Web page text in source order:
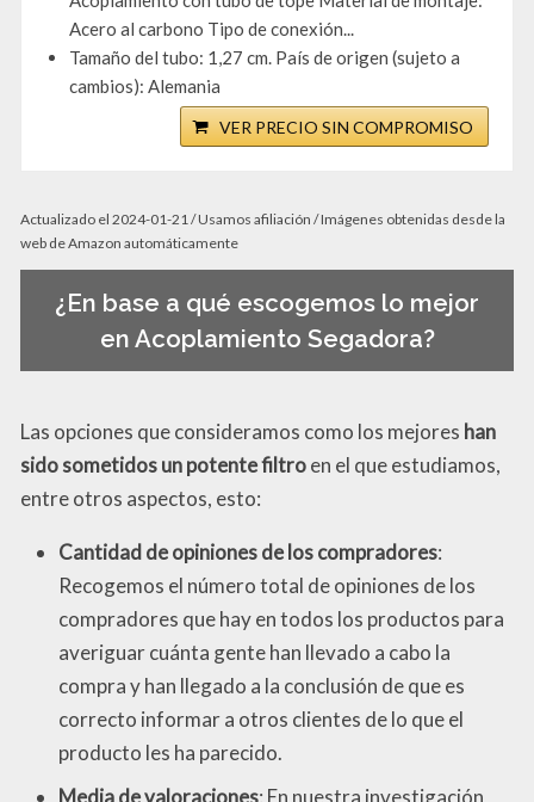
Acero al carbono Tipo de conexión...
Tamaño del tubo: 1,27 cm. País de origen (sujeto a
cambios): Alemania
VER PRECIO SIN COMPROMISO
Actualizado el 2024-01-21 / Usamos afiliación / Imágenes obtenidas desde la
web de Amazon automáticamente
¿En base a qué escogemos lo mejor
en Acoplamiento Segadora?
Las opciones que consideramos como los mejores han
sido sometidos un potente filtroen el que estudiamos,
entre otros aspectos, esto:
Cantidad de opiniones de los compradores:
Recogemos el número total de opiniones de los
compradores que hay en todos los productos para
averiguar cuánta gente han llevado a cabo la
compra y han llegado a la conclusión de que es
correcto informar a otros clientes de lo que el
producto les ha parecido.
Media de valoraciones: En nuestra investigación